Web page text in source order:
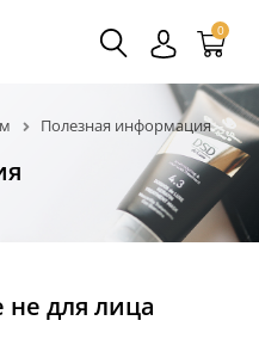
0
Полезная информация
для лица